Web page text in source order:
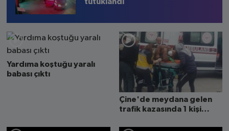
Yardıma koştuğu yaralı
babası çıktı
Çine'de meydana gelen
trafik kazasında 1 kişi